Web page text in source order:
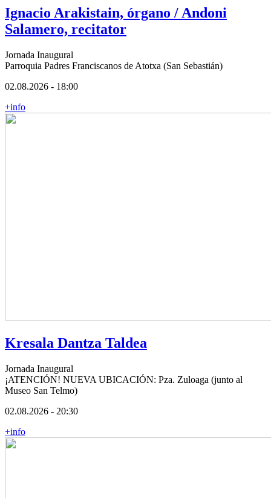
Ignacio Arakistain, órgano / Andoni
Salamero, recitator
Jornada Inaugural
Parroquia Padres Franciscanos de Atotxa (San Sebastián)
02.08.2026 - 18:00
+info
Kresala Dantza Taldea
Jornada Inaugural
¡ATENCIÓN! NUEVA UBICACIÓN: Pza. Zuloaga (junto al
Museo San Telmo)
02.08.2026 - 20:30
+info